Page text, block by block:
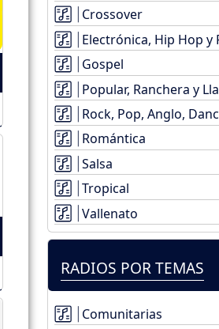
Crossover
Electrónica, Hip Hop y
Gospel
Popular, Ranchera y
Rock, Pop, Anglo,
Romántica
Salsa
Tropical
Vallenato
RADIOS POR TEMAS
Comunitarias